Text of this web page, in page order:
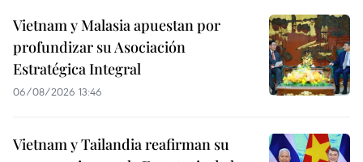
Vietnam y Malasia apuestan por
profundizar su Asociación
Estratégica Integral
06/08/2026 13:46
Vietnam y Tailandia reafirman su